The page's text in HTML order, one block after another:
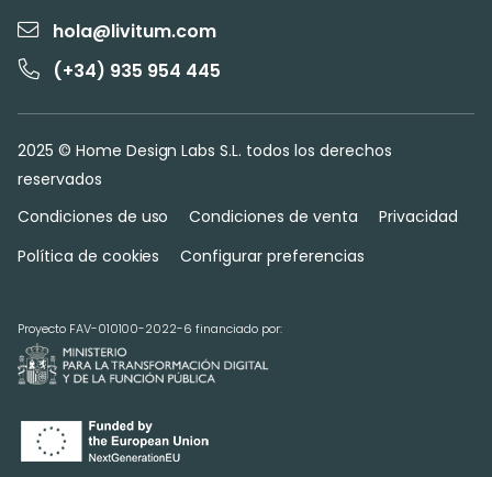
hola@livitum.com
(+34) 935 954 445
2025 © Home Design Labs S.L. todos los derechos
reservados
Condiciones de uso
Condiciones de venta
Privacidad
Política de cookies
Configurar preferencias
Proyecto FAV-010100-2022-6 financiado por: